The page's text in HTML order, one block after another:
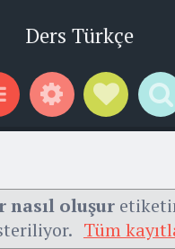
Ders Türkçe
WidgetsSocial
nasıl oluşur
Tüm